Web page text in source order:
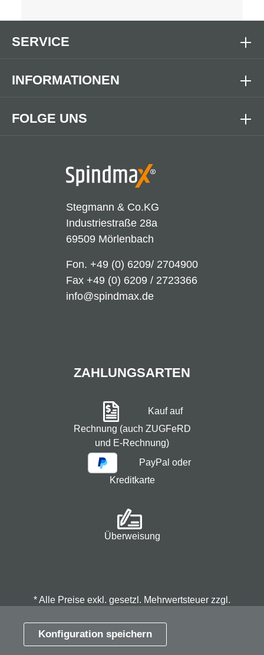
Konfiguration speichern
Stegmann & Co.KG
Industriestraße 28a
69509 Mörlenbach
Fon. +49 (0) 6209/ 2704900
Fax +49 (0) 6209 / 2723366
info@spindmax.de
FOLGE UNS
SERVICE
INFORMATIONEN
ZAHLUNGSARTEN
Kauf auf
Rechnung (auch ZUGFeRD
und E-Rechnung)
PayPal oder
Kreditkarte
Überweisung
* Alle Preise exkl. gesetzl. Mehrwertsteuer zzgl.
nicht anders angegeben.